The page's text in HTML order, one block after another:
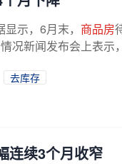
示，6月末， 商品房
况新闻发布会上表示
去库存
连续3个月收窄